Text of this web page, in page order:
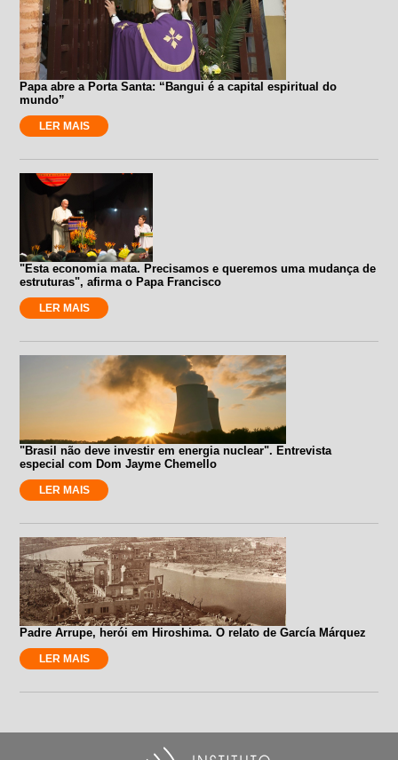
Papa abre a Porta Santa: “Bangui é a capital espiritual do
mundo”
LER MAIS
"Esta economia mata. Precisamos e queremos uma mudança de
estruturas", afirma o Papa Francisco
LER MAIS
"Brasil não deve investir em energia nuclear". Entrevista
especial com Dom Jayme Chemello
LER MAIS
Padre Arrupe, herói em Hiroshima. O relato de García Márquez
LER MAIS